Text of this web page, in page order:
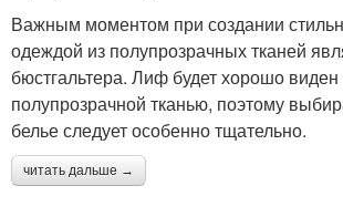
Важным моментом при создании
одеждой из полупрозрачных тканей
бюстгальтера. Лиф будет хорошо
полупрозрачной тканью, поэтому
белье следует особенно тщательно.
читать дальше →